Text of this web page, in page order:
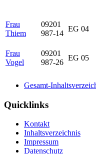
Frau
Thiem
09201
987-14
EG 04
Frau
Vogel
09201
987-26
EG 05
Gesamt-
Quicklinks
Kontakt
Inhaltsverzeichnis
Impressum
Datenschutz